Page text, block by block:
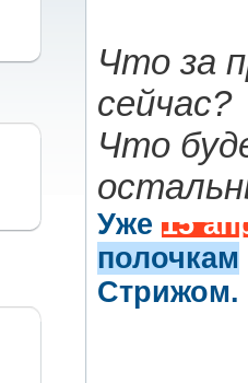
Что за
сейчас?
Что
Уже 15
полочкам
Стрижом.